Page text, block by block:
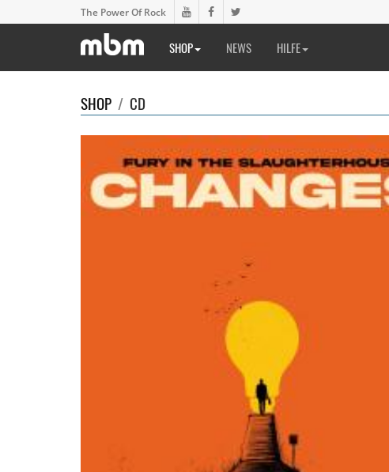
The Power Of Rock
SHOP NEWS HILFE
SHOP / CD